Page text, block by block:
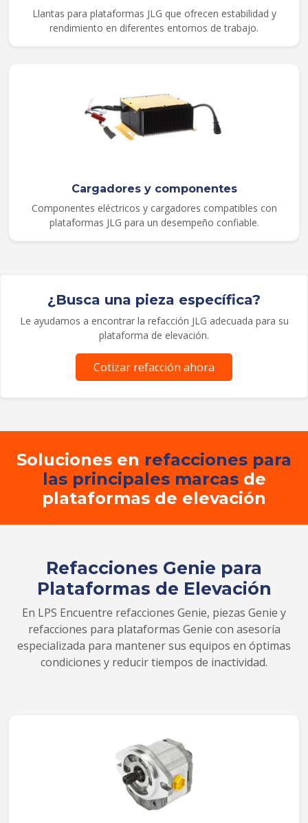
Llantas para plataformas JLG que ofrecen estabilidad y
rendimiento en diferentes entornos de trabajo.
Cargadores y componentes
Componentes eléctricos y cargadores compatibles con
plataformas JLG para un desempeño confiable.
¿Busca una pieza específica?
Le ayudamos a encontrar la refacción JLG adecuada para su
plataforma de elevación.
Cotizar refacción ahora
Soluciones en refacciones para
las principales marcasde
plataformas de elevación
Refacciones Genie para
Plataformas de Elevación
En LPS Encuentre refacciones Genie, piezas Genie y
refacciones para plataformas Genie con asesoría
especializada para mantener sus equipos en óptimas
condiciones y reducir tiempos de inactividad.